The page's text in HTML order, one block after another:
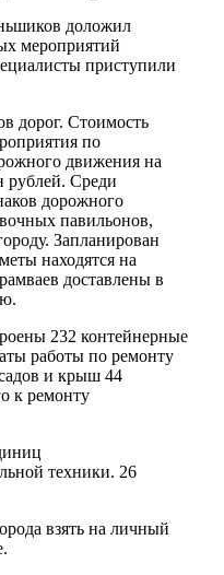
доложил
мероприятий
приступили
дорог. Стоимость
по
движения на
рублей. Среди
дорожного
павильонов,
Запланирован
находятся на
доставлены в
232 контейнерные
работы по ремонту
и крыш 44
к ремонту
техники. 26
взять на личный